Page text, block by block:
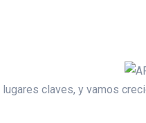
claves, y vamos